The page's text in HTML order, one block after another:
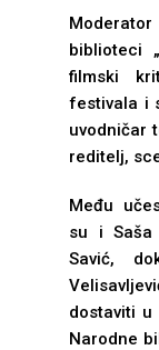
biblioteci
filmski
festivala i
uvodničar
reditelj,
Među
su i Saša
Savić,
dostaviti
Narodne